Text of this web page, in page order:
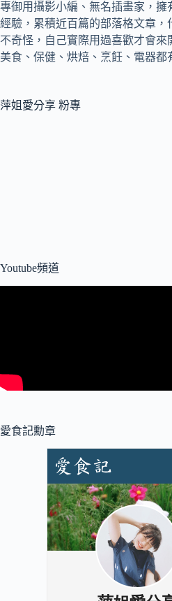
專御用攝影小編、 無名插畫家， 擁
經驗，累積近百篇的部落格文章，
不奇怪，自己實際用過喜歡才會來
美食、保健、烘焙、烹飪、電器
萍姐愛分享 粉專
Youtube頻道
愛食記勳章